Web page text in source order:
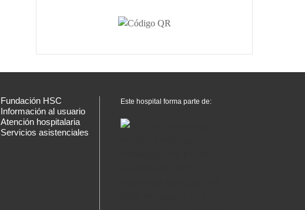
Fundación HSC
Información al usuario
Atención hospitalaria
Servicios asistenciales
Este hospital forma parte de: